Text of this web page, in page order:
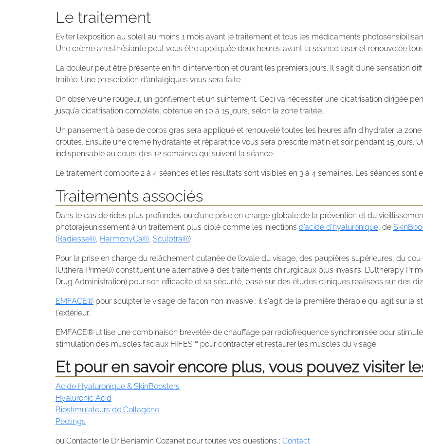
Le traitement
Eviter l’exposition au soleil au moins 1 mois avant le traitement et tous les médicaments
Une crème anesthésiante peut vous être appliquée deux heures avant la séance laser et renouvelée
La douleur peut être présente en fin d’intervention et durant les premiers jours. Il s’agit d’une sensation
traitée. Une prescription d’antalgiques vous sera faite.
On observe une rougeur, un gonflement et un suintement. Ceci va nécessiter une cicatrisation dirigée
jusqu’à cicatrisation complète, obtenue en 10 à 15 jours, selon la zone traitée.
Un pansement à base de corps gras sera appliqué et renouvelé toutes les heures afin d’hydrater la
croutes. Ensuite une crème hydratante et réparatrice vous sera prescrite matin et soir pendant 15 jours.
indispensable au cours des 12 semaines qui suivent la séance.
Le traitement comporte 2 à 4 séances et les résultats sont visibles en 3 à 4 semaines. Les séances sont
Traitements associés
Dans le cas de rides plus profondes ou d’une prise en charge globale de la prévention et du
photorajeunissement à un traitement plus ciblé comme les injections d’acide d’hyaluronique, de
(Radiesse®, HarmonyCa®, Sculptra®)
Pour la prise en charge du relâchement cutanée de l’ovale du visage, des paupières supérieures, du
(Ulthera Prime®) constituent une alternative à des traitements chirurgicaux plus invasifs. L’Ultherapy
Drug Administration) pour son efficacité et sa sécurité, basé sur des études cliniques réalisées sur des
EMFACE® pour sculpter le visage de façon non invasive : il s'agit de la première thérapie qui agit sur la
l'extérieur.
EMFACE® utilise une combinaison brevetée de chauffage par radiofréquence synchronisée pour
stimulation des muscles faciaux HIFES™ pour contracter et restaurer les muscles du visage.
Et pour en savoir encore plus, vous pouvez visiter
Acide Hyaluronique & SkinBoosters
Hyaluronic Acid
Biostimulateurs de Collagène
Peelings
ou Contacter le Dr Benjamin Cozanet pour toutes vos questions : Contact